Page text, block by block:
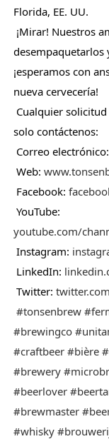
Florida, EE. UU.
desempaquetarlos
¡esperamos con
nueva cervecería!
solo contáctenos:
Correo
Web:
Facebook:
youtube.com/
Instagram:
LinkedIn:
Twitter:
#tonsenbrew
#brewingco
#craftbeer #bière
#brewery
#beerlover
#brewmaster
#whisky